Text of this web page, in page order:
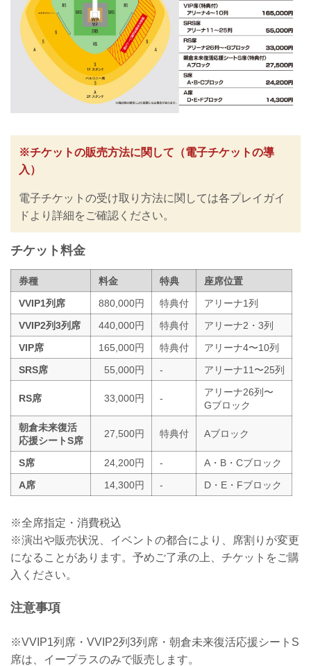
エフ
フェザー級タイトルマッチ
RIZIN MMAルール：5分 3R（66.0kg）
クレベル・コイケ vs. ラジャブアリ・シ
ェイドゥラエフ
ヒロヤ vs. 篠塚辰樹
RIZIN MMAルール：5分 3R（57.0...
※チケットの販売方法に関して（電子チケットの導
入）
電子チケットの受け取り方法に関しては各プレイガイ
ドより詳細をご確認ください。
チケット料金
券種 料金 特典
座席位置
VVIP1列席
880,000円 特典付
アリーナ1列
VVIP2列3列席
440,000円 特典付
アリーナ2・3列
VIP席
165,000円 特典付
アリーナ4〜10列
SRS席
55,000円 - アリーナ11〜25列
RS席 33,000円 -
アリーナ26列〜
Gブロック
朝倉未来復活
応援シートS席
27,500円 特典付 Aブロック
S席 24,200円 -
A・B・Cブロック
A席
14,300円 - D・E・Fブロック
※全席指定・消費税込
※演出や販売状況、イベントの都合により、席割りが変更
になることがあります。予めご了承の上、チケットをご購
入ください。
注意事項
※VVIP1列席・VVIP2列3列席・朝倉未来復活応援シートS
席は、イープラスのみで販売します。